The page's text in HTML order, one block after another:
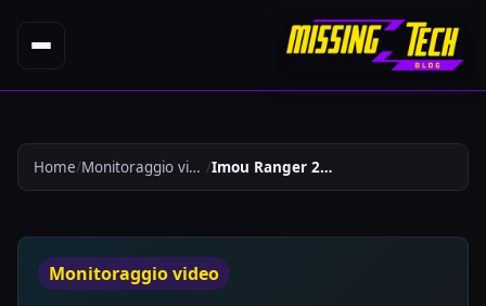
Home Monitoraggio video Imou Ranger 2c La Telecamera Ptz Economica Che Mancava 620
Monitoraggio video